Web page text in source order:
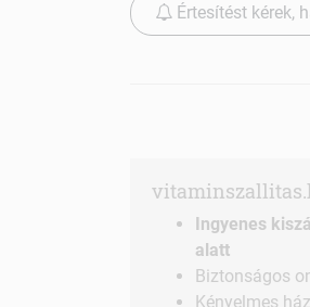
Értesítést kérek,
Ingyenes
alatt
Biztonságos
Kényelmes